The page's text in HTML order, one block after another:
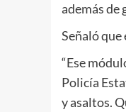
además de
Señaló
“Ese
Policía
y asaltos.